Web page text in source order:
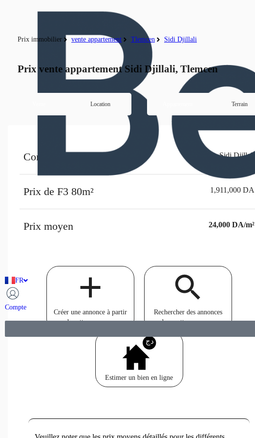
FR
AR
Compte
Prix immobilier vente appartement Tlemcen Sidi Djillali
Prix vente appartement Sidi Djillali, Tlemcen
Location Terrain
Commune Sidi Djillali
Prix de F3 80m² 1,911,000 DA
Prix moyen 24,000 DA/m²
Créer une annonce à partir
de cette commune
Rechercher des annonces
dans cette commune
دج
Estimer un bien en ligne